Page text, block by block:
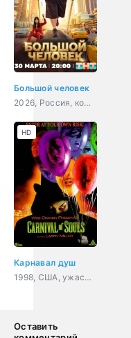
Большой человек
2026, Россия, комедия
Карнавал душ
1998, США, ужасы, драма, детектив
HD
Оставить